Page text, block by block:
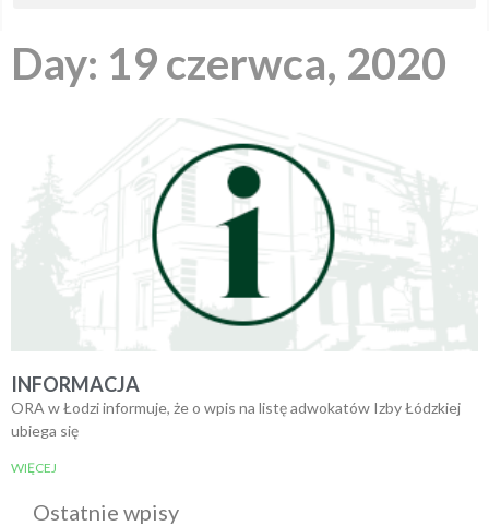
Day: 19 czerwca, 2020
INFORMACJA
ORA w Łodzi informuje, że o wpis na listę adwokatów Izby Łódzkiej
ubiega się
WIĘCEJ
Ostatnie wpisy